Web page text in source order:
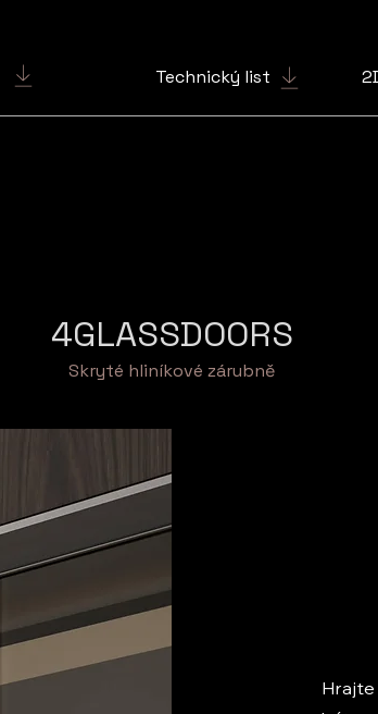
Technický list
4GLASSDOORS
Skryté hliníkové zárubně